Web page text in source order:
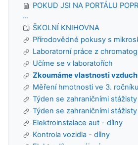
POKUD JSI NA PORTÁLU
...
ŠKOLNÍ KNIHOVNA
Přírodovědné pokusy s
Laboratorní práce z
Učíme se v laboratořích
Zkoumáme vlastnosti
Měření hmotnosti ve 3. ročníku
Týden se zahraničními stážisty
Týden se zahraničními
Elektroinstalace aut - dílny
Kontrola vozidla - dílny